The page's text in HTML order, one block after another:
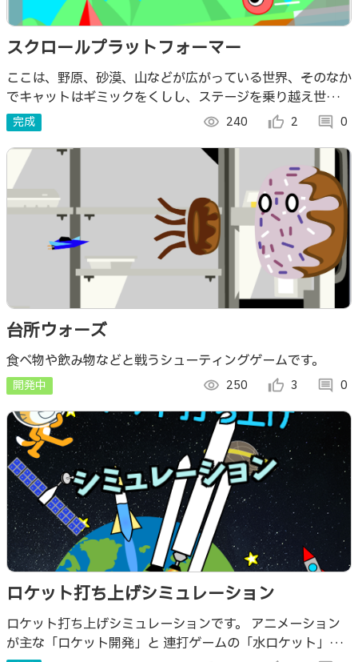
スクロールプラットフォーマー
ここは、野原、砂漠、山などが広がっている世界、そのなか
でキャットはギミックをくしし、ステージを乗り越え世界の
端まで到達できるのだろうか！
完成 visibility 240 thumb_up_alt 2 comment 0
台所ウォーズ
食べ物や飲み物などと戦うシューティングゲームです。
開発中 visibility 250 thumb_up_alt 3 comment 0
ロケット打ち上げシミュレーション
ロケット打ち上げシミュレーションです。 アニメーション
が主な「ロケット開発」と 連打ゲームの「水ロケット」が